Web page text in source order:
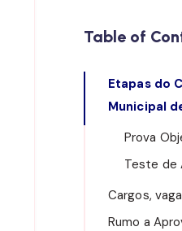
Table of
Etapas do
Municipal
Prova
Teste de
Cargos,
Rumo a